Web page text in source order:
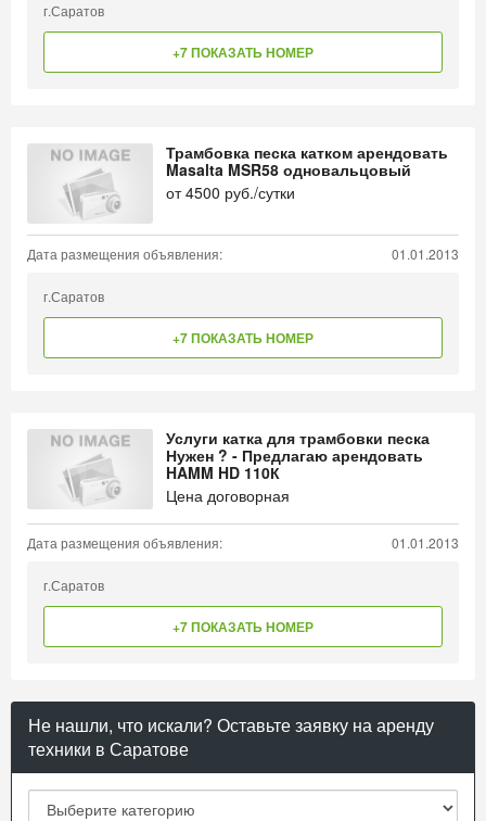
г.Саратов
+7 ПОКАЗАТЬ НОМЕР
Трамбовка песка катком арендовать
Masalta MSR58 одновальцовый
от4500 руб./сутки
Дата размещения объявления: 01.01.2013
г.Саратов
+7 ПОКАЗАТЬ НОМЕР
Услуги катка для трамбовки песка
Нужен ? - Предлагаю арендовать
HAMM HD 110К
Цена договорная
Дата размещения объявления: 01.01.2013
г.Саратов
+7 ПОКАЗАТЬ НОМЕР
Не нашли, что искали? Оставьте заявку на аренду
техники в Саратове